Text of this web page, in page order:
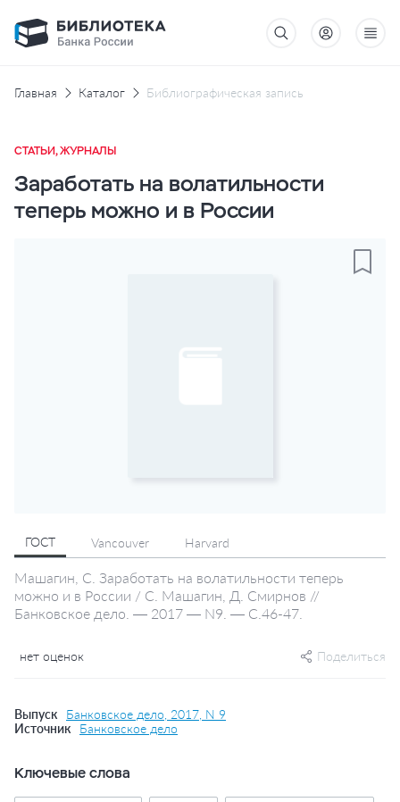
Главная Каталог Библиографическая запись
СТАТЬИ, ЖУРНАЛЫ
Заработать на волатильности
теперь можно и в России
ГОСТ Vancouver Harvard
Машагин, С. Заработать на волатильности теперь
можно и в России / С. Машагин, Д. Смирнов //
Банковское дело. — 2017 — N9. — С.46-47.
нет оценок Поделиться
Выпуск
Банковское дело, 2017, N 9
Источник
Банковское дело
Ключевые слова